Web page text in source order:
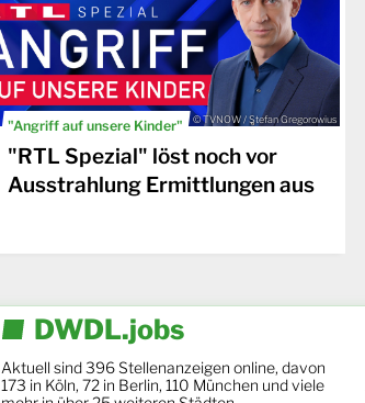
"Angriff auf unsere Kinder" © TVNOW / Stefan Gregorowius
"RTL Spezial" löst noch vor
Ausstrahlung Ermittlungen aus
DWDL.jobs
Aktuell sind 396 Stellenanzeigen online, davon
173 in Köln, 72 in Berlin, 110 München und viele